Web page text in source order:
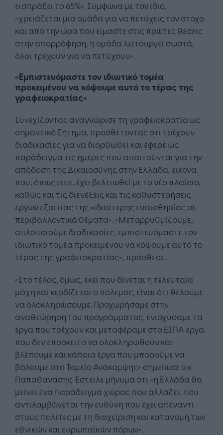
εισπράξει το 65%». Σύμφωνα με τον ίδιο,
«χρειάζεται μια ομάδα για να πετύχεις τον στόχο
και από την ώρα που είμαστε στις πρώτες θέσεις
στην απορρόφηση, η ομάδα λειτουργεί σωστά,
όλοι τρέχουν για να πετύχουν».
«Εμπιστευόμαστε τον ιδιωτικό τομέα
προκειμένου να κόψουμε αυτό το τέρας της
γραφειοκρατίας»
Συνεχίζοντας αναγνώρισε τη γραφειοκρατία ως
σημαντικό ζήτημα, προσθέτοντας ότι τρέχουν
διαδικασίες για να διορθωθεί και έφερε ως
παράδειγμα τις ημέρες που απαιτούνται για την
απόδοση της Δικαιοσύνης στην Ελλάδα, εικόνα
που, όπως είπε, έχει βελτιωθεί με το νέο πλαίσιο,
καθώς και τις διενέξεις και τις καθυστερήσεις
έργων εξαιτίας της «ιδιαίτερης ευαισθησίας σε
περιβαλλοντικά θέματα». «Μεταρρυθμίζουμε,
απλοποιούμε διαδικασίες, εμπιστευόμαστε τον
ιδιωτικό τομέα προκειμένου να κόψουμε αυτό το
τέρας της γραφειοκρατίας», πρόσθεσε.
«Στο τέλος, όμως, εκεί που δίνεται η τελευταία
μάχη και κερδίζεται ο πόλεμος, είναι ότι θέλουμε
να ολοκληρώσουμε. Προχωρήσαμε στην
αναθεώρηση του προγράμματος, ενισχύσαμε τα
έργα που τρέχουν και μεταφέραμε στο ΕΣΠΑ έργα
που δεν επρόκειτο να ολοκληρωθούν και
βλέπουμε και κάποια έργα που μπορούμε να
βάλουμε στο Ταμείο Ανάκαμψης» σημείωσε ο κ.
Παπαθανάσης. Έστειλε μήνυμα ότι «η Ελλάδα θα
μείνει ένα παράδειγμα χώρας που αλλάζει, που
αντιλαμβάνεται την ευθύνη που έχει απέναντι
στους πολίτες με τη διαχείριση και κατανομή των
εθνικών και ευρωπαϊκών πόρων».